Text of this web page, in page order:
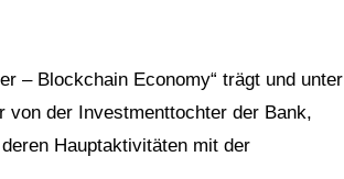
– Blockchain Economy“ trägt und unter
von der Investmenttochter der Bank,
Hauptaktivitäten mit der